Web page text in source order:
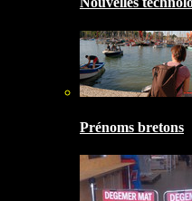
Prénoms bretons